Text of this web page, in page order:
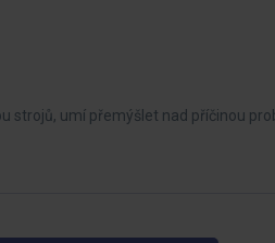
strojů, umí přemýšlet nad příčinou